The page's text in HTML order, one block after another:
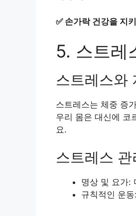
✅ 손가락 건강을 지
5. 스트레
스트레스와
스트레스는 체중 증
우리 몸은 대신에 코
요.
스트레스 관
명상 및 요가:
규칙적인 운